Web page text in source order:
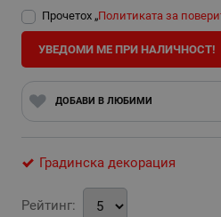
Прочетох „Политиката за
УВЕДОМИ МЕ ПРИ НАЛИЧНОСТ!
ДОБАВИ В ЛЮБИМИ
Градинска декорация
Рейтинг: